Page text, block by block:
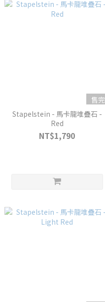
售完
Stapelstein - 馬卡龍堆疊石 -
Red
NT$1,790